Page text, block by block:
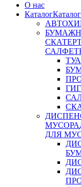
О нас
КаталогКаталог
МУСОРА
ДЛЯ